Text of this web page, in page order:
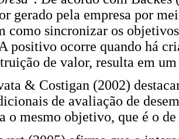
gerado pela empresa por
como sincronizar os
positivo ocorre quando há
de valor, resulta em
& Costigan (2002)
de avaliação de
o mesmo objetivo, que é o